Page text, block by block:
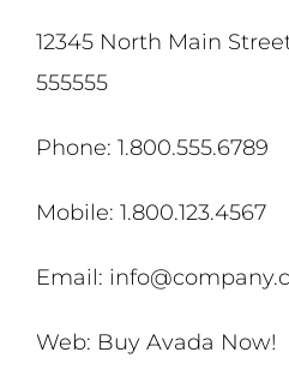
12345 North Main
555555
Phone: 1.800.555.6789
Mobile: 1.800.123.4567
Email:
Web: Buy Avada Now!